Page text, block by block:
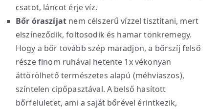
csatot, láncot érje víz.
Bőr óraszíjat nem célszerű vízzel tisztítani, mert
elszíneződik, foltosodik és hamar tönkremegy.
Hogy a bőr tovább szép maradjon, a bőrszíj felső
része finom ruhával hetente 1x vékonyan
áttörölhető természetes alapú (méhviaszos),
színtelen cipőpasztával. A belső hasított
bőrfelületet, ami a saját bőrével érintkezik,